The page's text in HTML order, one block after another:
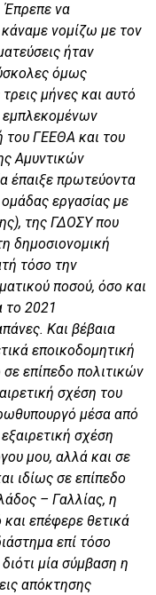
Έπρεπε να
νομίζω με τον
ήταν
όμως
μήνες και αυτό
του ΓΕΕΘΑ και του
Αμυντικών
έπαιξε πρωτεύοντα
εργασίας με
της ΓΔΟΣΥ που
δημοσιονομική
τόσο την
ποσού, όσο και
το 2021
Και βέβαια
εποικοδομητική
επίπεδο πολιτικών
σχέση του
μέσα από
σχέση
μου, αλλά και σε
ιδίως σε επίπεδο
– Γαλλίας, η
και επέφερε θετικά
επί τόσο
μία σύμβαση η
απόκτησης